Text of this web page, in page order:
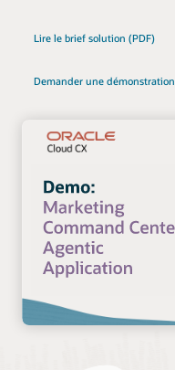
Lire le brief solution (PDF)
Demander une démonstration